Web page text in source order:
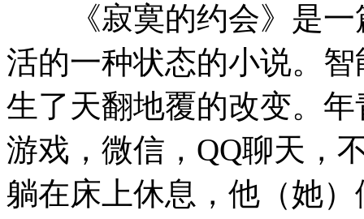
《寂寞的约会》是一
活的一种状态的小说。智
生了天翻地覆的改变。
游戏，微信，QQ聊天，
躺在床上休息，他（她